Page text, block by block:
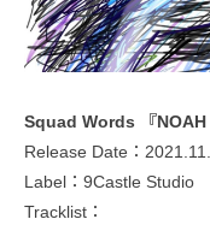
Squad Words 『NOAH
Release Date：
Label：9Castle Studio
Tracklist：